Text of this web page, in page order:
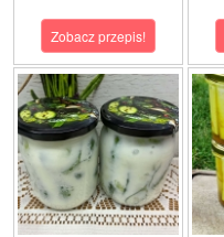
Zobacz przepis!